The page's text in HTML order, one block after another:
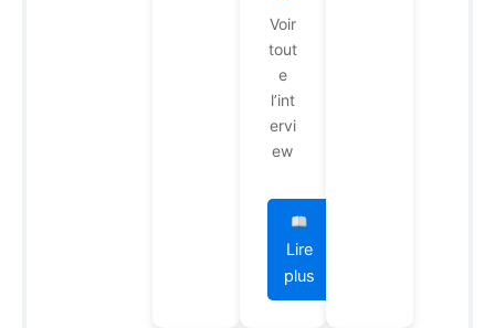
Voir
tout
e
l’int
ervi
ew
Lire
plus